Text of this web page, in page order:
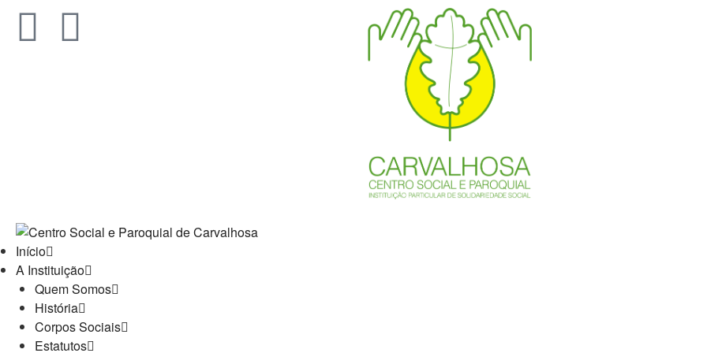
Início
A Instituição
Quem Somos
História
Corpos Sociais
Estatutos